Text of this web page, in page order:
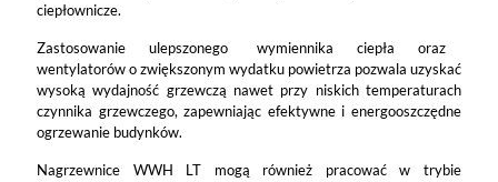
ciepłownicze.
Zastosowanie ulepszonego wymiennika ciepła oraz
wentylatorów o zwiększonym wydatku powietrza pozwala uzyskać
wysoką wydajność grzewczą nawet przy niskich temperaturach
czynnika grzewczego, zapewniając efektywne i energooszczędne
ogrzewanie budynków.
Nagrzewnice WWH LT mogą również pracować w trybie